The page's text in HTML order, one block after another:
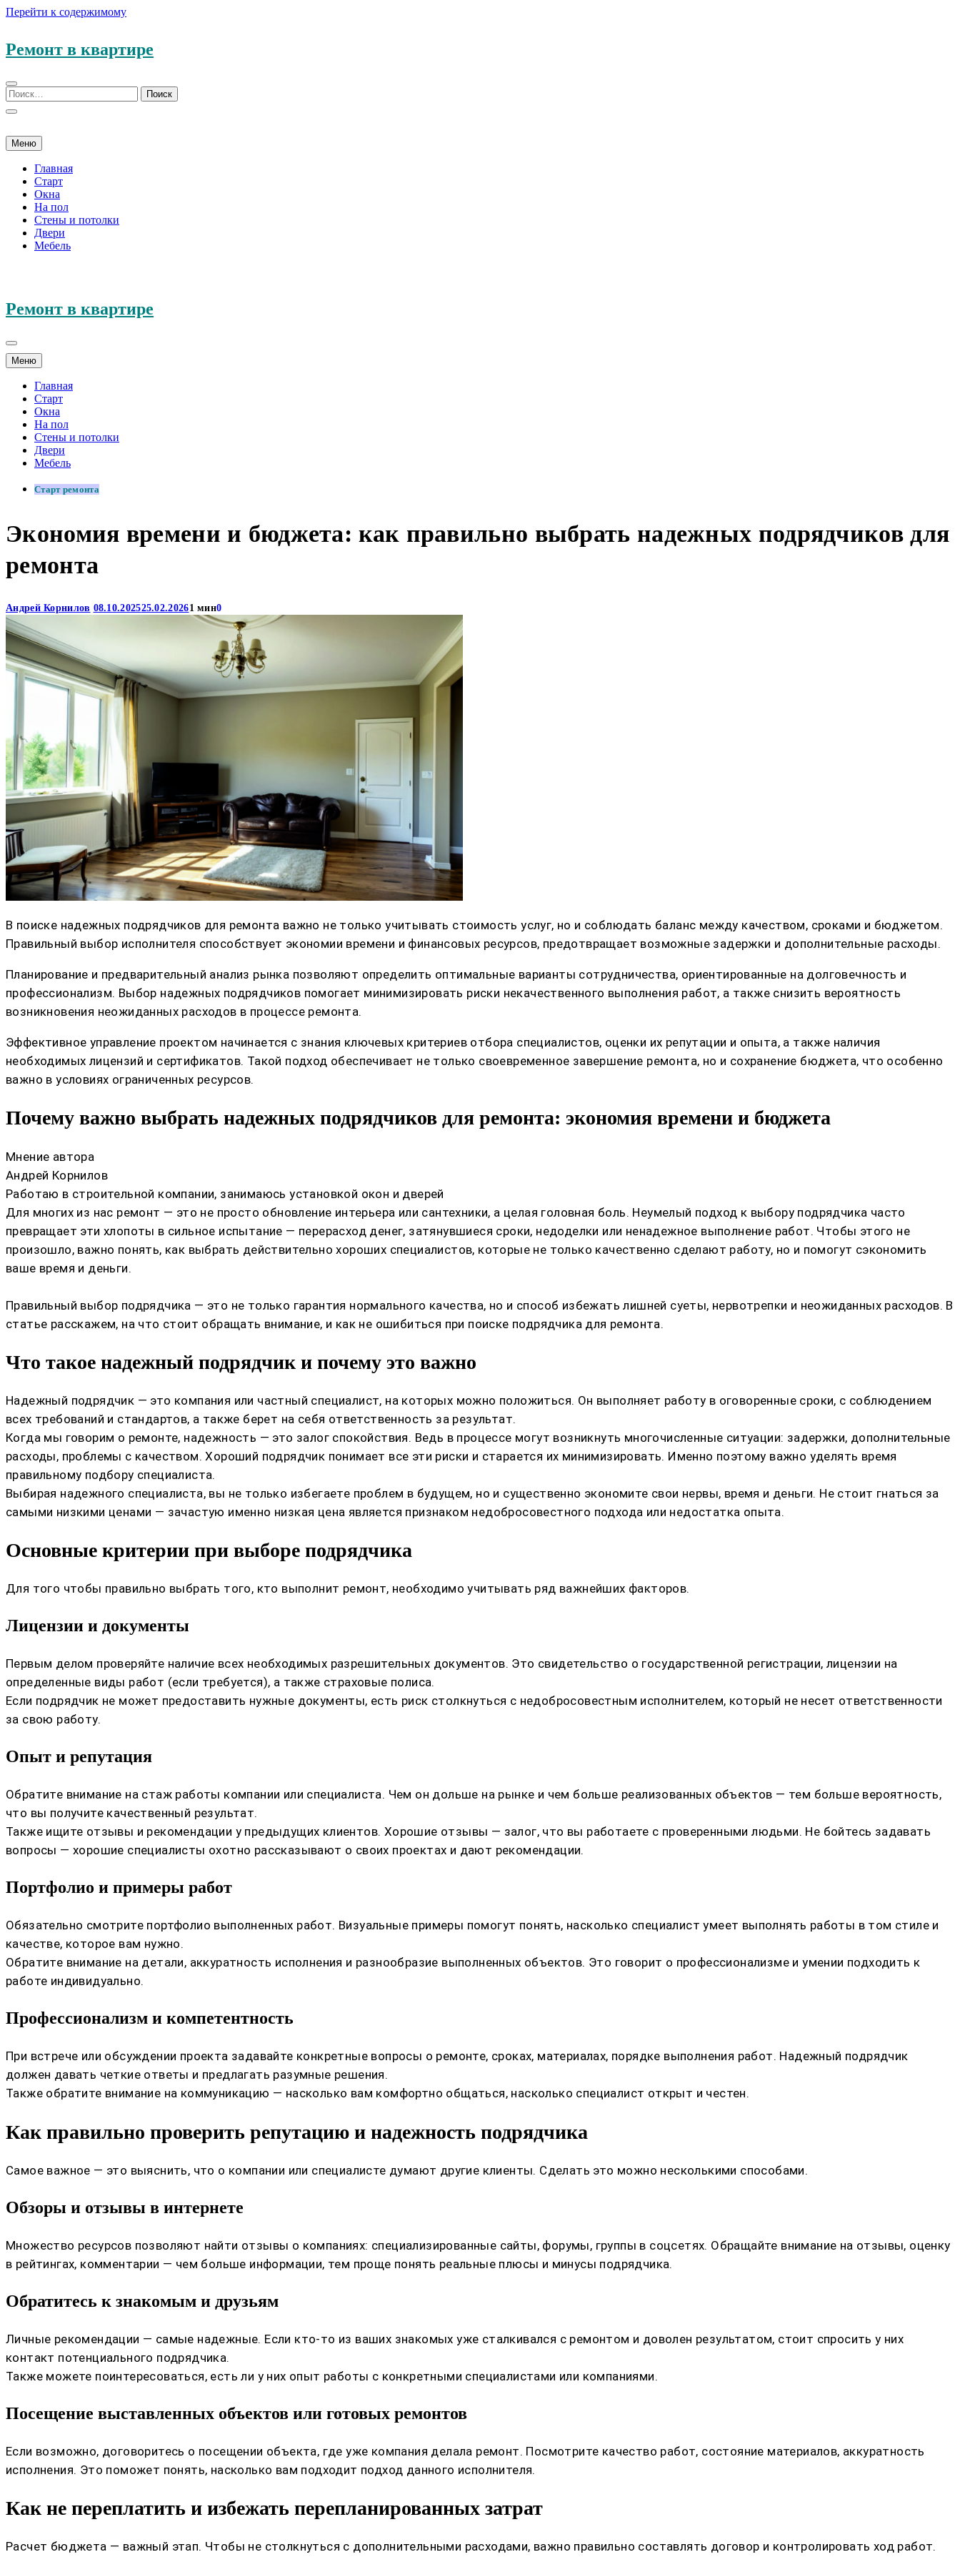
Перейти к содержимому
Ремонт в квартире
Меню
Главная
Старт
Окна
На пол
Стены и потолки
Двери
Мебель
Ремонт в квартире
Меню
Главная
Старт
Окна
На пол
Стены и потолки
Двери
Мебель
Старт ремонта
Экономия времени и бюджета: как правильно выбрать надежных подрядчиков для
ремонта
Андрей Корнилов 08.10.202525.02.20261 мин0
В поиске надежных подрядчиков для ремонта важно не только учитывать стоимость услуг, но и соблюдать баланс между качеством, сроками и бюджетом.
Правильный выбор исполнителя способствует экономии времени и финансовых ресурсов, предотвращает возможные задержки и дополнительные расходы.
Планирование и предварительный анализ рынка позволяют определить оптимальные варианты сотрудничества, ориентированные на долговечность и
профессионализм. Выбор надежных подрядчиков помогает минимизировать риски некачественного выполнения работ, а также снизить вероятность
возникновения неожиданных расходов в процессе ремонта.
Эффективное управление проектом начинается с знания ключевых критериев отбора специалистов, оценки их репутации и опыта, а также наличия
необходимых лицензий и сертификатов. Такой подход обеспечивает не только своевременное завершение ремонта, но и сохранение бюджета, что особенно
важно в условиях ограниченных ресурсов.
Почему важно выбрать надежных подрядчиков для ремонта: экономия времени и бюджета
Мнение автора
Андрей Корнилов
Работаю в строительной компании, занимаюсь установкой окон и дверей
Для многих из нас ремонт — это не просто обновление интерьера или сантехники, а целая головная боль. Неумелый подход к выбору подрядчика часто
превращает эти хлопоты в сильное испытание — перерасход денег, затянувшиеся сроки, недоделки или ненадежное выполнение работ. Чтобы этого не
произошло, важно понять, как выбрать действительно хороших специалистов, которые не только качественно сделают работу, но и помогут сэкономить
ваше время и деньги.
Правильный выбор подрядчика — это не только гарантия нормального качества, но и способ избежать лишней суеты, нервотрепки и неожиданных расходов. В
статье расскажем, на что стоит обращать внимание, и как не ошибиться при поиске подрядчика для ремонта.
Что такое надежный подрядчик и почему это важно
Надежный подрядчик — это компания или частный специалист, на которых можно положиться. Он выполняет работу в оговоренные сроки, с соблюдением
всех требований и стандартов, а также берет на себя ответственность за результат.
Когда мы говорим о ремонте, надежность — это залог спокойствия. Ведь в процессе могут возникнуть многочисленные ситуации: задержки, дополнительные
расходы, проблемы с качеством. Хороший подрядчик понимает все эти риски и старается их минимизировать. Именно поэтому важно уделять время
правильному подбору специалиста.
Выбирая надежного специалиста, вы не только избегаете проблем в будущем, но и существенно экономите свои нервы, время и деньги. Не стоит гнаться за
самыми низкими ценами — зачастую именно низкая цена является признаком недобросовестного подхода или недостатка опыта.
Основные критерии при выборе подрядчика
Для того чтобы правильно выбрать того, кто выполнит ремонт, необходимо учитывать ряд важнейших факторов.
Лицензии и документы
Первым делом проверяйте наличие всех необходимых разрешительных документов. Это свидетельство о государственной регистрации, лицензии на
определенные виды работ (если требуется), а также страховые полиса.
Если подрядчик не может предоставить нужные документы, есть риск столкнуться с недобросовестным исполнителем, который не несет ответственности
за свою работу.
Опыт и репутация
Обратите внимание на стаж работы компании или специалиста. Чем он дольше на рынке и чем больше реализованных объектов — тем больше вероятность,
что вы получите качественный результат.
Также ищите отзывы и рекомендации у предыдущих клиентов. Хорошие отзывы — залог, что вы работаете с проверенными людьми. Не бойтесь задавать
вопросы — хорошие специалисты охотно рассказывают о своих проектах и дают рекомендации.
Портфолио и примеры работ
Обязательно смотрите портфолио выполненных работ. Визуальные примеры помогут понять, насколько специалист умеет выполнять работы в том стиле и
качестве, которое вам нужно.
Обратите внимание на детали, аккуратность исполнения и разнообразие выполненных объектов. Это говорит о профессионализме и умении подходить к
работе индивидуально.
Профессионализм и компетентность
При встрече или обсуждении проекта задавайте конкретные вопросы о ремонте, сроках, материалах, порядке выполнения работ. Надежный подрядчик
должен давать четкие ответы и предлагать разумные решения.
Также обратите внимание на коммуникацию — насколько вам комфортно общаться, насколько специалист открыт и честен.
Как правильно проверить репутацию и надежность подрядчика
Самое важное — это выяснить, что о компании или специалисте думают другие клиенты. Сделать это можно несколькими способами.
Обзоры и отзывы в интернете
Множество ресурсов позволяют найти отзывы о компаниях: специализированные сайты, форумы, группы в соцсетях. Обращайте внимание на отзывы, оценку
в рейтингах, комментарии — чем больше информации, тем проще понять реальные плюсы и минусы подрядчика.
Обратитесь к знакомым и друзьям
Личные рекомендации — самые надежные. Если кто-то из ваших знакомых уже сталкивался с ремонтом и доволен результатом, стоит спросить у них
контакт потенциального подрядчика.
Также можете поинтересоваться, есть ли у них опыт работы с конкретными специалистами или компаниями.
Посещение выставленных объектов или готовых ремонтов
Если возможно, договоритесь о посещении объекта, где уже компания делала ремонт. Посмотрите качество работ, состояние материалов, аккуратность
исполнения. Это поможет понять, насколько вам подходит подход данного исполнителя.
Как не переплатить и избежать перепланированных затрат
Расчет бюджета — важный этап. Чтобы не столкнуться с дополнительными расходами, важно правильно составлять договор и контролировать ход работ.